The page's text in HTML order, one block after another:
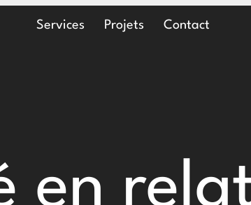
Main Navigation
Services Projets Contact
en